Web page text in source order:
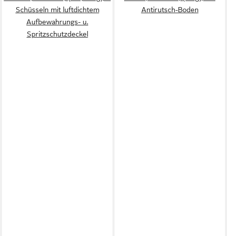
Schüsseln mit luftdichtem
Aufbewahrungs- u.
Spritzschutzdeckel
Antirutsch-Boden